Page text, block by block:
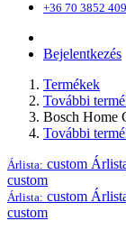
+36 70 3852 409
Bejelentkezés
Termékek
További
Bosch Home
További
Árlista: custom
custom
Árlista: custom
custom